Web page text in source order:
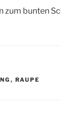
zum bunten
, RAUPE